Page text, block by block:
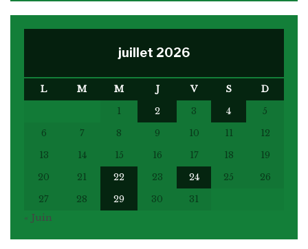
juillet 2026
L M M J V S
D
1
2 3 4
5
6
7 8 9 10 11
12
13
14 15 16 17 18
19
20
21 22 23 24 25
26
27
28 29 30
31
« Juin